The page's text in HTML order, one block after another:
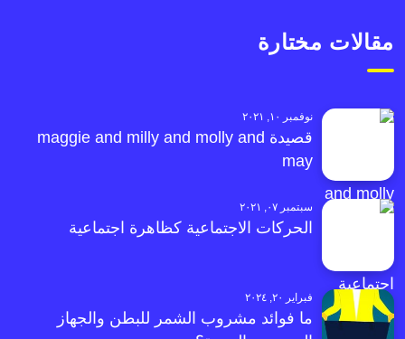
مقالات مختارة
نوفمبر ١٠, ٢٠٢١
قصيدة maggie and milly and molly and
may
سبتمبر ٠٧, ٢٠٢١
الحركات الاجتماعية كظاهرة اجتماعية
فبراير ٢٠, ٢٠٢٤
ما فوائد مشروب الشمر للبطن والجهاز